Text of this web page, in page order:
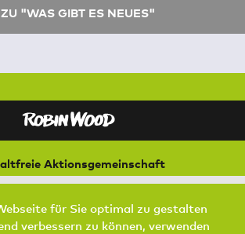
ZU "WAS GIBT ES NEUES"
Aktionsgemeinschaft
für Natur und Umwelt
21073 Hamburg
für Sie optimal zu gestalten
verbessern zu können, verwenden